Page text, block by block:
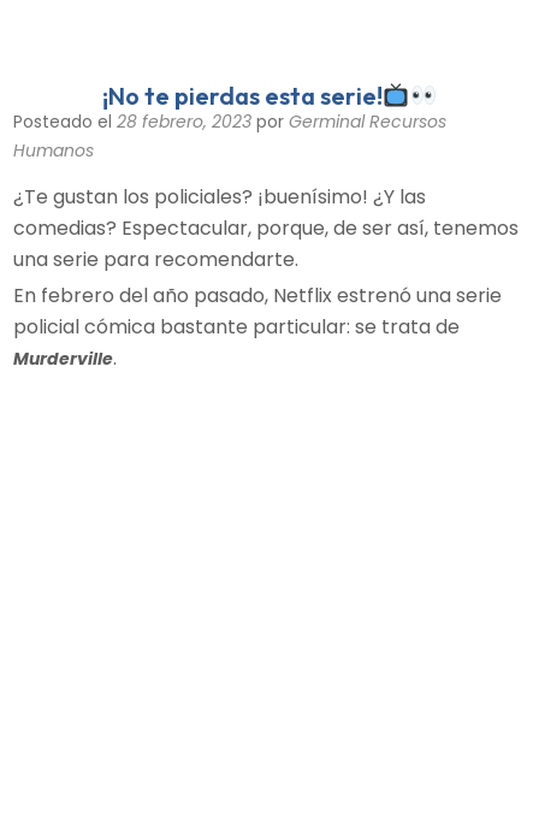
¡No te pierdas esta serie!
Posteado el 28 febrero, 2023por Germinal Recursos
Humanos
¿Te gustan los policiales? ¡buenísimo! ¿Y las
comedias? Espectacular, porque, de ser así, tenemos
una serie para recomendarte.
En febrero del año pasado, Netflix estrenó una serie
policial cómica bastante particular: se trata de
Murderville.